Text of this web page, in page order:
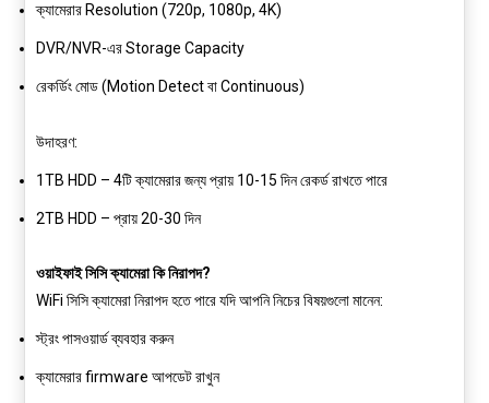
ক্যামেরার Resolution (720p, 1080p, 4K)
DVR/NVR-এর Storage Capacity
রেকর্ডিং মোড (Motion Detect বা Continuous)
উদাহরণ:
1TB HDD – 4টি ক্যামেরার জন্য প্রায় 10-15 দিন রেকর্ড রাখতে পারে
2TB HDD – প্রায় 20-30 দিন
ওয়াইফাই সিসি ক্যামেরা কি নিরাপদ?
WiFi সিসি ক্যামেরা নিরাপদ হতে পারে যদি আপনি নিচের বিষয়গুলো মানেন:
স্ট্রং পাসওয়ার্ড ব্যবহার করুন
ক্যামেরার firmware আপডেট রাখুন